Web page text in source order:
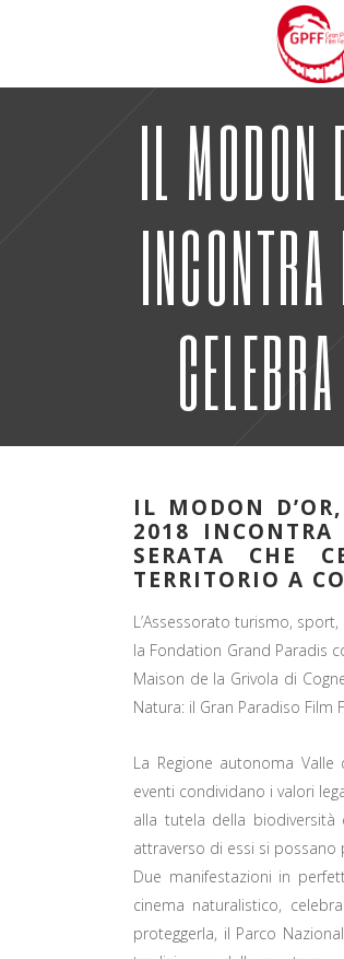
IL
IL MODON
2018
SERATA CHE
TERRITORIO A
L’Assessorato turismo,
la Fondation Grand Paradis
Maison de la Grivola di
Natura: il Gran Paradiso Film
La Regione autonoma
eventi condividano i valori
alla tutela della
attraverso di essi si possano
Due manifestazioni in
cinema naturalistico,
proteggerla, il Parco